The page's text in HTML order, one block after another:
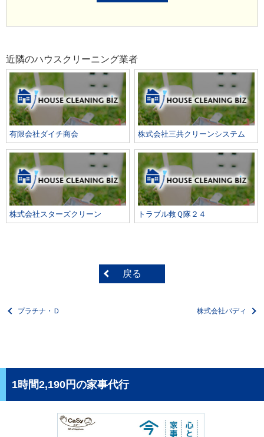
近隣のハウスクリーニング業者
有限会社ダイチ商会 株式会社三共クリーンシステム
株式会社スターズクリーン トラブル救Ｑ隊２４
戻る
プラチナ・Ｄ 株式会社バディ
1時間2,190円の家事代行